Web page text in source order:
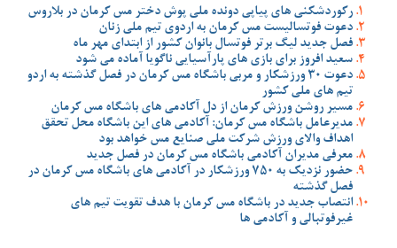
رکوردشکنی های پیاپی دونده ملی پوش دختر مس کرمان در بلاروس
دعوت فوتسالیست مس کرمان به اردوی تیم ملی زنان
فصل جدید لیگ برتر فوتسال بانوان کشور از ابتدای مهر ماه
سعید افروز برای بازی های پارآسیایی ناگویا آماده می شود
دعوت 30 ورزشکار و مربی باشگاه مس کرمان در فصل گذشته به اردو
تیم های ملی کشور
مسیر روشن ورزش کرمان از دل آکادمی های باشگاه مس کرمان
مدیرعامل باشگاه مس کرمان: آکادمی های این باشگاه محل تحقق
اهداف والای ورزش شرکت ملی صنایع مس خواهد بود
معرفی مدیران آکادمی باشگاه مس کرمان در فصل جدید
حضور نزدیک به 750 ورزشکار در آکادمی های باشگاه مس کرمان در
فصل گذشته
انتصاب جدید در باشگاه مس کرمان با هدف تقویت تیم‌ های
غیرفوتبالی و آکادمی‌ ها